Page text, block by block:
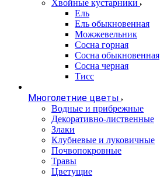
Хвойные кустарники
Ель
Ель обыкновенная
Можжевельник
Сосна горная
Сосна обыкновенная
Сосна черная
Тисс
Многолетние цветы
Водные и прибрежные
Декоративно-лиственные
Злаки
Клубневые и луковичные
Почвопокровные
Травы
Цветущие